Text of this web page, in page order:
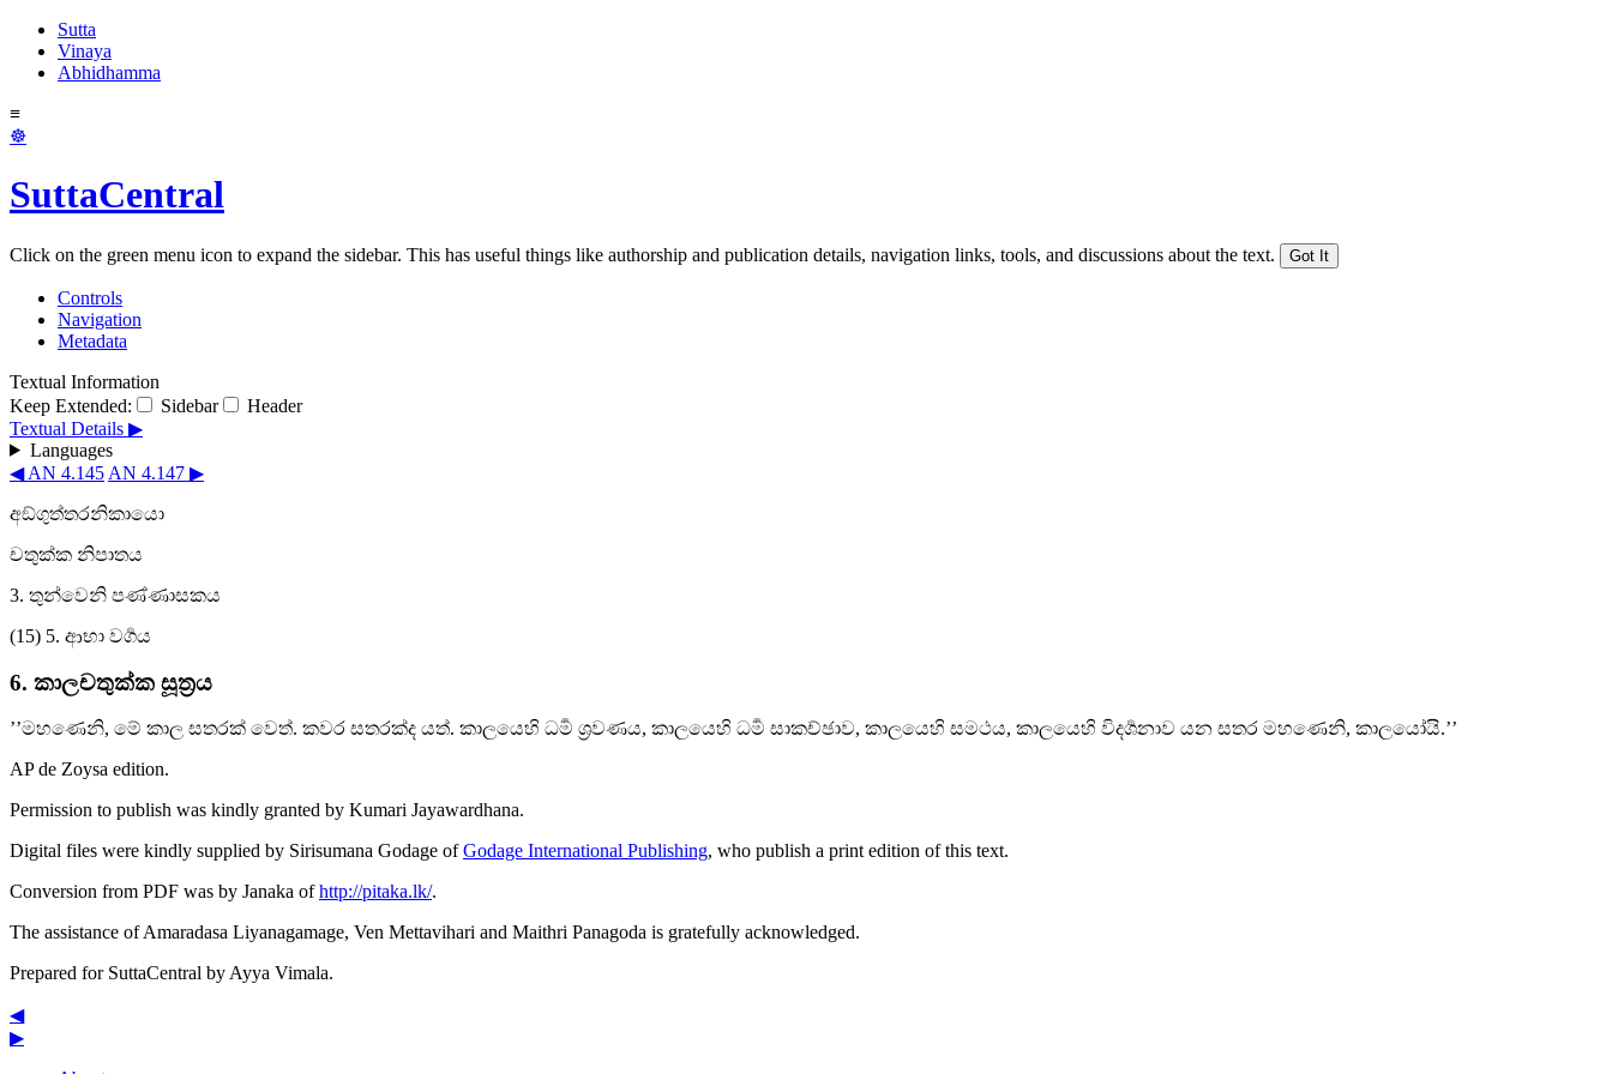
Sutta
Vinaya
Abhidhamma
≡
☸
SuttaCentral
Click on the green menu icon to expand the sidebar. This has useful things like authorship and publication details, navigation links, tools, and discussions about the text. Got It
Controls
Navigation
Metadata
Textual Information
Keep Extended:
Sidebar
Header
Textual Details ▶
Languages
◀ AN 4.145 AN 4.147 ▶
අඞ්ගුත්තරනිකායො
චතුක්ක නිපාතය
3. තුන්වෙනි පණ්ණාසකය
(15) 5. ආභා වර්‍ගය
6. කාලචතුක්ක සූත්‍රය
’’මහණෙනි, මේ කාල සතරක් වෙත්. කවර සතරක්ද යත්. කාලයෙහි ධර්‍ම ශ්‍රවණය, කාලයෙහි ධර්‍ම සාකච්ඡාව, කාලයෙහි සමථය, කාලයෙහි විදර්‍ශනාව යන සතර මහණෙනි, කාලයෝයි.’’
AP de Zoysa edition.
Permission to publish was kindly granted by Kumari Jayawardhana.
Digital files were kindly supplied by Sirisumana Godage ofGodage International Publishing, who publish a print edition of this text.
Conversion from PDF was by Janaka ofhttp://pitaka.lk/.
The assistance of Amaradasa Liyanagamage, Ven Mettavihari and Maithri Panagoda is gratefully acknowledged.
Prepared for SuttaCentral by Ayya Vimala.
◀
▶